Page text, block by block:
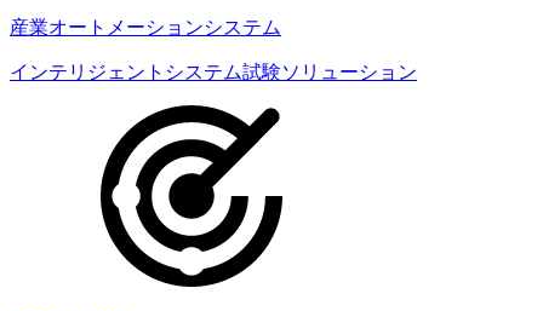
産業オートメーションシステム
インテリジェントシステム試験ソリューション